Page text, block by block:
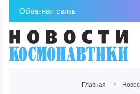
Обратная связь
Главная